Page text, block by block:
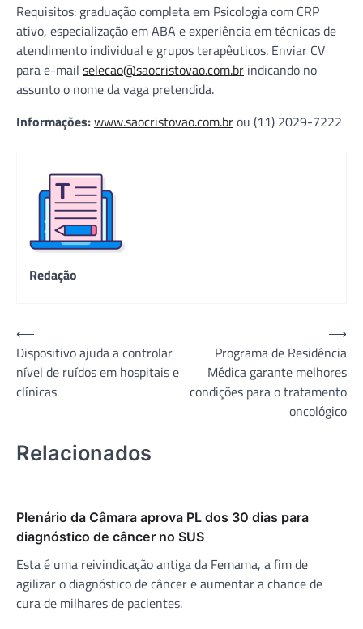
Requisitos: graduação completa em Psicologia com CRP
ativo, especialização em ABA e experiência em técnicas de
atendimento individual e grupos terapêuticos. Enviar CV
para e-mail selecao@saocristovao.com.br indicando no
assunto o nome da vaga pretendida.
Informações:www.saocristovao.com.brou (11) 2029-7222
Redação
Navegação
de
Post
⟵
Dispositivo ajuda a controlar
nível de ruídos em hospitais e
clínicas
Programa de Residência
Médica garante melhores
condições para o tratamento
oncológico
⟶
Relacionados
Plenário da Câmara aprova PL dos 30 dias para
diagnóstico de câncer no SUS
Esta é uma reivindicação antiga da Femama, a fim de
agilizar o diagnóstico de câncer e aumentar a chance de
cura de milhares de pacientes.